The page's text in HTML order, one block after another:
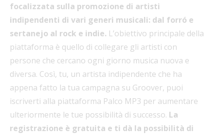
focalizzata sulla promozione di artisti
indipendenti di vari generi musicali: dal forró e
sertanejo al rock e indie. L’obiettivo principale della
piattaforma è quello di collegare gli artisti con
persone che cercano ogni giorno musica nuova e
diversa. Così, tu, un artista indipendente che ha
appena fatto la tua campagna su Groover, puoi
iscriverti alla piattaforma Palco MP3 per aumentare
ulteriormente le tue possibilità di successo. La
registrazione è gratuita e ti dà la possibilità di